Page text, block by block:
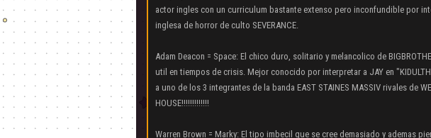
actor ingles con un curriculum bastante extenso pero inconfundible por
inglesa de horror de culto SEVERANCE.
Adam Deacon = Space: El chico duro, solitario y melancolico de
util en tiempos de crisis. Mejor conocido por interpretar a JAY en
a uno de los 3 integrantes de la banda EAST STAINES MASSIV rivales de
HOUSE!!!!!!!!!!!!!
Warren Brown = Marky: El tipo imbecil que se cree demasiado y ademas